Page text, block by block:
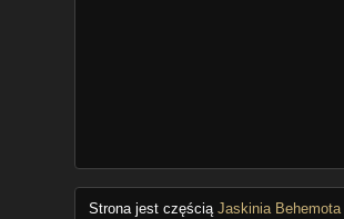
Strona jest częściąJaskinia Behemota